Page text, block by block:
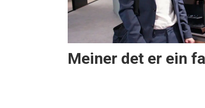
Meiner det er ein